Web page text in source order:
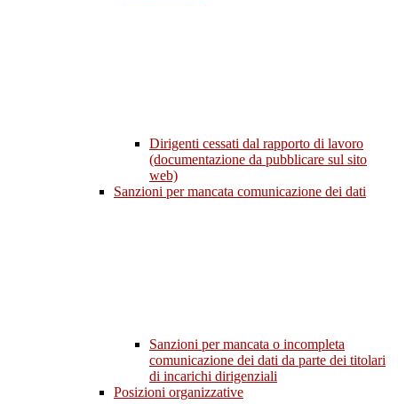
Dirigenti cessati dal rapporto di lavoro
(documentazione da pubblicare sul sito
web)
Sanzioni per mancata comunicazione dei dati
Sanzioni per mancata o incompleta
comunicazione dei dati da parte dei titolari
di incarichi dirigenziali
Posizioni organizzative